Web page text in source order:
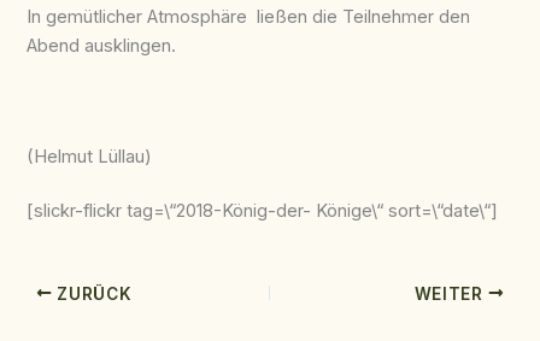
In gemütlicher Atmosphäre ließen die Teilnehmer den
Abend ausklingen.
(Helmut Lüllau)
[slickr-flickr tag=\“2018-König-der- Könige\“ sort=\“date\“]
ZURÜCK WEITER